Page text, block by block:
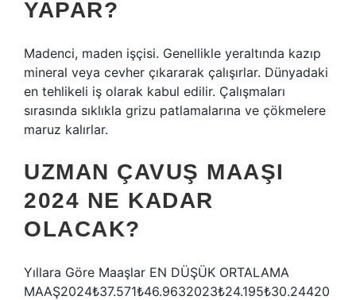
YAPAR?
Madenci, maden işçisi. Genellikle yeraltında kazıp
mineral veya cevher çıkararak çalışırlar. Dünyadaki
en tehlikeli iş olarak kabul edilir. Çalışmaları
sırasında sıklıkla grizu patlamalarına ve çökmelere
maruz kalırlar.
UZMAN ÇAVUŞ MAAŞI
2024 NE KADAR
OLACAK?
Yıllara Göre Maaşlar EN DÜŞÜK ORTALAMA
MAAŞ2024₺37.571₺46.9632023₺24.195₺30.24420